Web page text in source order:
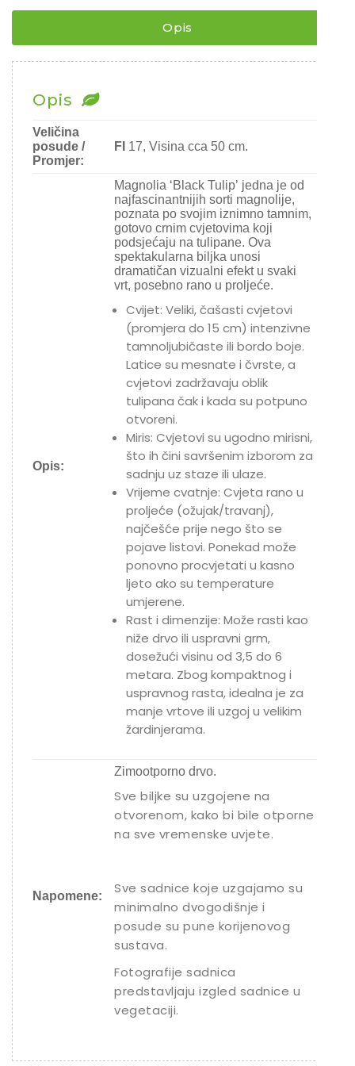
Ostalo sjeme
količina
Opis
Opis
Veličina
posude /
Promjer:
FI 17, Visina cca 50 cm.
Opis:
Magnolia ‘Black Tulip’ jedna je od
najfascinantnijih sorti magnolije,
poznata po svojim iznimno tamnim,
gotovo crnim cvjetovima koji
podsjećaju na tulipane. Ova
spektakularna biljka unosi
dramatičan vizualni efekt u svaki
vrt, posebno rano u proljeće.
Cvijet: Veliki, čašasti cvjetovi
(promjera do 15 cm) intenzivne
tamnoljubičaste ili bordo boje.
Latice su mesnate i čvrste, a
cvjetovi zadržavaju oblik
tulipana čak i kada su potpuno
otvoreni.
Miris: Cvjetovi su ugodno mirisni,
što ih čini savršenim izborom za
sadnju uz staze ili ulaze.
Vrijeme cvatnje: Cvjeta rano u
proljeće (ožujak/travanj),
najčešće prije nego što se
pojave listovi. Ponekad može
ponovno procvjetati u kasno
ljeto ako su temperature
umjerene.
Rast i dimenzije: Može rasti kao
niže drvo ili uspravni grm,
dosežući visinu od 3,5 do 6
metara. Zbog kompaktnog i
uspravnog rasta, idealna je za
manje vrtove ili uzgoj u velikim
žardinjerama.
Napomene:
Zimootporno drvo.
Sve biljke su uzgojene na
otvorenom, kako bi bile otporne
na sve vremenske uvjete.
Sve sadnice koje uzgajamo su
minimalno dvogodišnje i
posude su pune korijenovog
sustava.
Fotografije sadnica
predstavljaju izgled sadnice u
vegetaciji.